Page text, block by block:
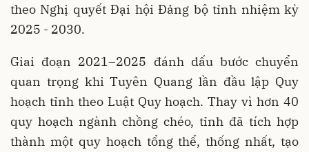
theo Nghị quyết Đại hội Đảng bộ tỉnh nhiệm kỳ
2025 - 2030.
Giai đoạn 2021–2025 đánh dấu bước chuyển
quan trọng khi Tuyên Quang lần đầu lập Quy
hoạch tỉnh theo Luật Quy hoạch. Thay vì hơn 40
quy hoạch ngành chồng chéo, tỉnh đã tích hợp
thành một quy hoạch tổng thể, thống nhất, tạo